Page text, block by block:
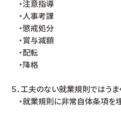
・注意指導
・人事考課
・懲戒処分
・賞与減額
・配転
・降格
５．工夫のない就業規則ではう
・就業規則に非常自体条項を